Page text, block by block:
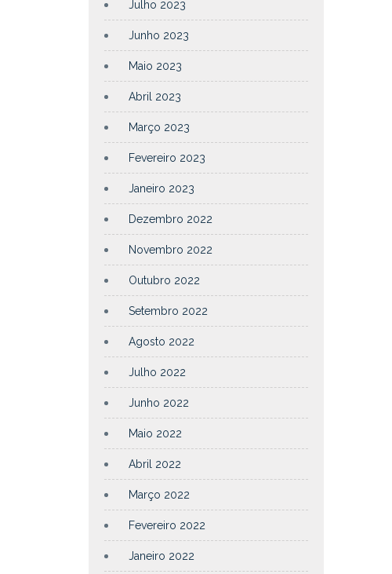
Julho 2023
Junho 2023
Maio 2023
Abril 2023
Março 2023
Fevereiro 2023
Janeiro 2023
Dezembro 2022
Novembro 2022
Outubro 2022
Setembro 2022
Agosto 2022
Julho 2022
Junho 2022
Maio 2022
Abril 2022
Março 2022
Fevereiro 2022
Janeiro 2022